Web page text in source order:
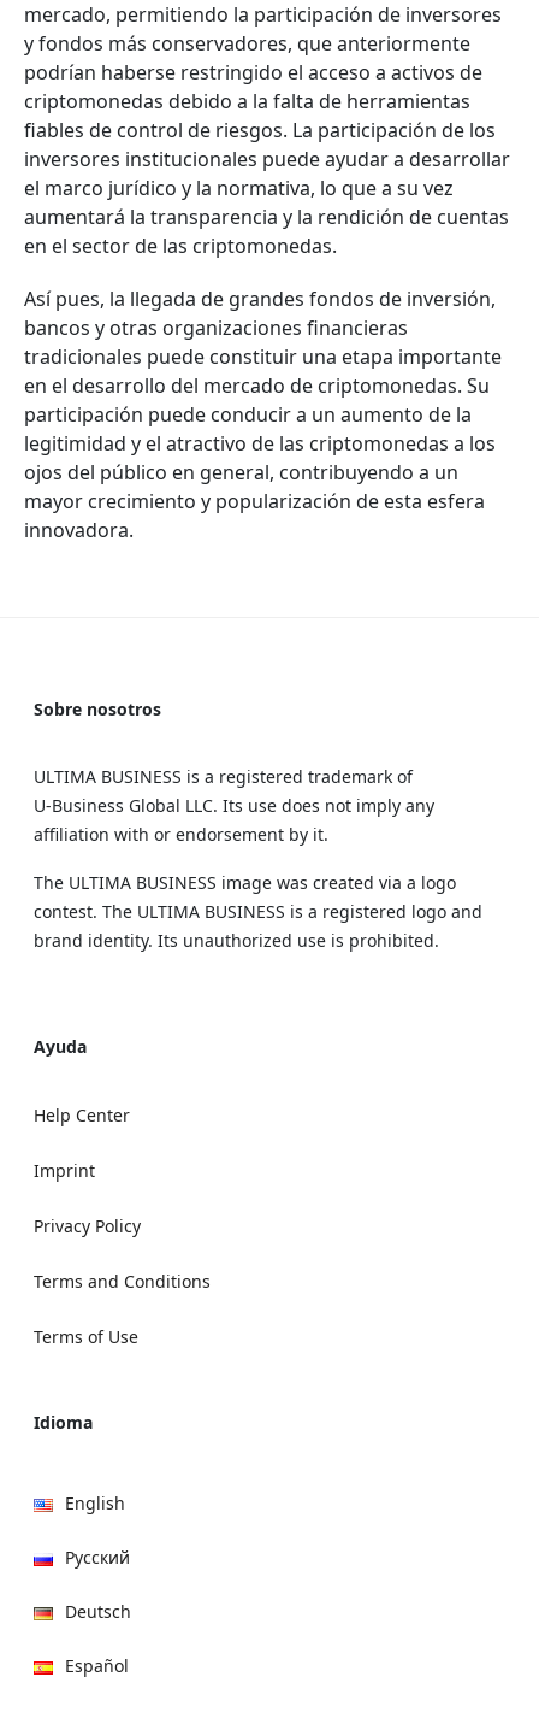
mercado, permitiendo la participación de inversores
y fondos más conservadores, que anteriormente
podrían haberse restringido el acceso a activos de
criptomonedas debido a la falta de herramientas
fiables de control de riesgos. La participación de los
inversores institucionales puede ayudar a desarrollar
el marco jurídico y la normativa, lo que a su vez
aumentará la transparencia y la rendición de cuentas
en el sector de las criptomonedas.
Así pues, la llegada de grandes fondos de inversión,
bancos y otras organizaciones financieras
tradicionales puede constituir una etapa importante
en el desarrollo del mercado de criptomonedas. Su
participación puede conducir a un aumento de la
legitimidad y el atractivo de las criptomonedas a los
ojos del público en general, contribuyendo a un
mayor crecimiento y popularización de esta esfera
innovadora.
Sobre nosotros
ULTIMA BUSINESS is a registered trademark of
U‑Business Global LLC. Its use does not imply any
affiliation with or endorsement by it.
The ULTIMA BUSINESS image was created via a logo
contest. The ULTIMA BUSINESS is a registered logo and
brand identity. Its unauthorized use is prohibited.
Ayuda
Help Center
Imprint
Privacy Policy
Terms and Conditions
Terms of Use
Idioma
English
Русский
Deutsch
Español